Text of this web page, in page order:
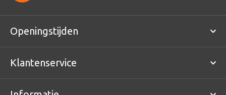
c
e
o
o
Openingstijden
Klantenservice